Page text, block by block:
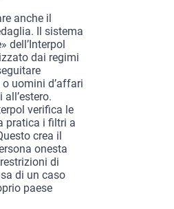
anche il
Il sistema
dell’Interpol
dai regimi
uomini d’affari
verifica le
pratica i filtri a
crea il
onesta
di
di un caso
paese